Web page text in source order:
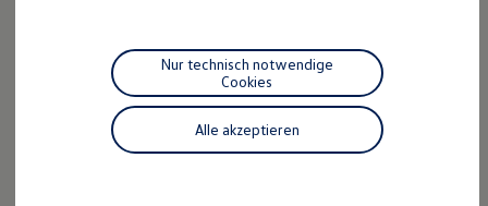
Individualisieren
Wallbox und Ladekabel
Digitale Extras
Dienste für Ihr Modell finden
Volkswagen Apps, Login und Shop
Handy und Fahrzeug verbinden
Alle akzeptieren
Nur technisch notwendige
Cookies